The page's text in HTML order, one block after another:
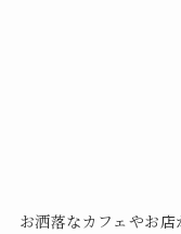
お洒落なカフェやお